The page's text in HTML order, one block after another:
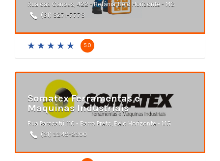
Rua das Canoas, 422 - Betânia, Belo Horizonte - MG
(31) 3271-7773
5.0
Somatex Ferramentas e
Maquinas Industriais
Rua Paracatú, 110 - Barro Preto, Belo Horizonte - MG
(31) 3349-2300